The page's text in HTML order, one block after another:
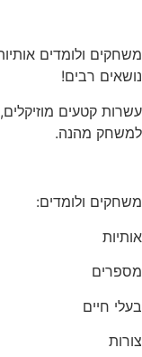
משחקים ולומדים
נושאים רבים!
עשרות קטעים
למשחק מהנה.
משחקים ולומדים:
אותיות
מספרים
בעלי חיים
צורות